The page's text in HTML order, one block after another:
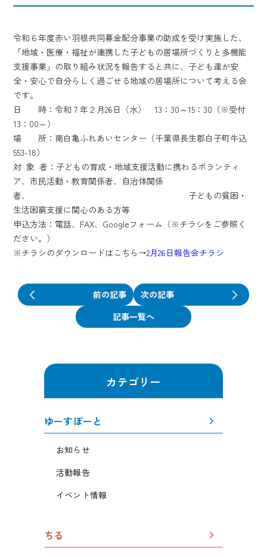
令和６年度赤い羽根共同募金配分事業の助成を受け実施した、
「地域・医療・福祉が連携した子どもの居場所づくりと多機能
支援事業」の取り組み状況を報告すると共に、子ども達が安
全・安心で自分らしく過ごせる地域の居場所について考える会
です。
日 時：令和７年２月26日（水） 13：30～15：30（※受付
13：00～）
場 所：南白亀ふれあいセンター（千葉県長生郡白子町牛込
553-18）
対 象 者：子どもの育成・地域支援活動に携わるボランティ
ア、市民活動・教育関係者、自治体関係
者、 子どもの貧困・
生活困窮支援に関心のある方等
申込方法：電話、FAX、Googleフォーム（※チラシをご参照く
ださい。）
※チラシのダウンロードはこちら→2月26日報告会チラシ
前の記事
記事一覧へ
次の記事
カテゴリー
ゆーすぽーと
お知らせ
活動報告
イベント情報
ちる